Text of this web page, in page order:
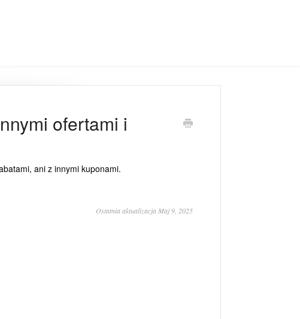
ofertami i
ani z innymi kuponami.
Ostatnia aktualizacja Maj 9, 2025